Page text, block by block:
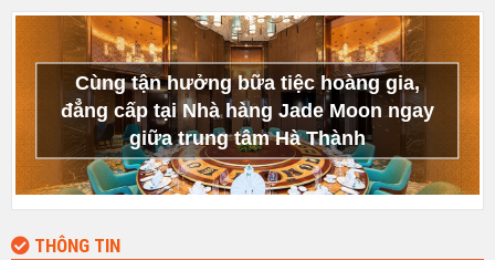
Cùng tận hưởng bữa tiệc hoàng gia,
đẳng cấp tại Nhà hàng Jade Moon ngay
giữa trung tâm Hà Thành
THÔNG TIN